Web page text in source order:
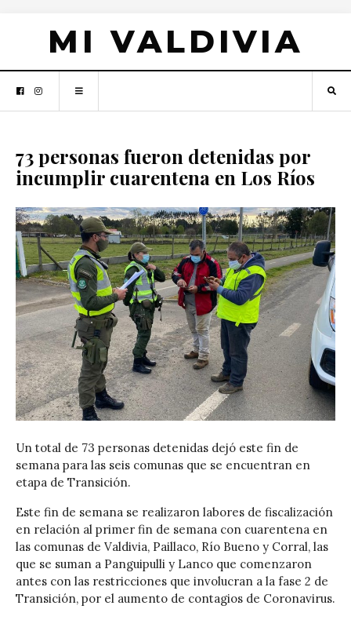
MI VALDIVIA
73 personas fueron detenidas por
incumplir cuarentena en Los Ríos
Un total de 73 personas detenidas dejó este fin de
semana para las seis comunas que se encuentran en
etapa de Transición.
Este fin de semana se realizaron labores de fiscalización
en relación al primer fin de semana con cuarentena en
las comunas de Valdivia, Paillaco, Río Bueno y Corral, las
que se suman a Panguipulli y Lanco que comenzaron
antes con las restricciones que involucran a la fase 2 de
Transición, por el aumento de contagios de Coronavirus.